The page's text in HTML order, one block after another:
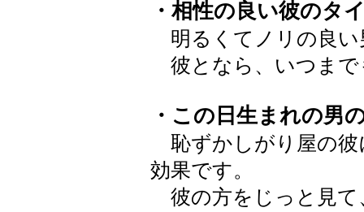
・相性の良い彼のタ
明るくてノリの良い
彼となら、いつまで
・この日生まれの男
恥ずかしがり屋の彼
効果です。
彼の方をじっと見て